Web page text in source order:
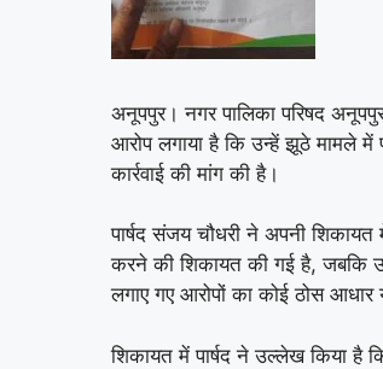
अनूपपुर। नगर पालिका परिषद
आरोप लगाया है कि उन्हें झूठे मामले में
कार्रवाई की मांग की है।
पार्षद संजय चौधरी ने अपनी शिकायत
करने की शिकायत की गई है, जबकि
लगाए गए आरोपों का कोई ठोस आधार
शिकायत में पार्षद ने उल्लेख किया है